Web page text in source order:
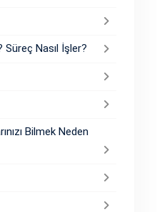
Nasıl İşler?
Bilmek Neden